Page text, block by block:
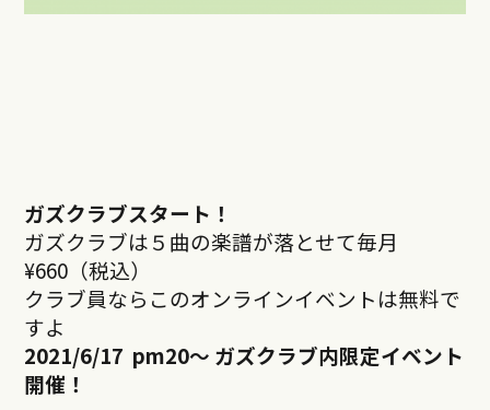
ガズクラブスタート！
ガズクラブは５曲の楽譜が落とせて毎月
¥660（税込）
クラブ員ならこのオンラインイベントは無料で
すよ
2021/6/17 pm20～ ガズクラブ内限定イベント
開催！